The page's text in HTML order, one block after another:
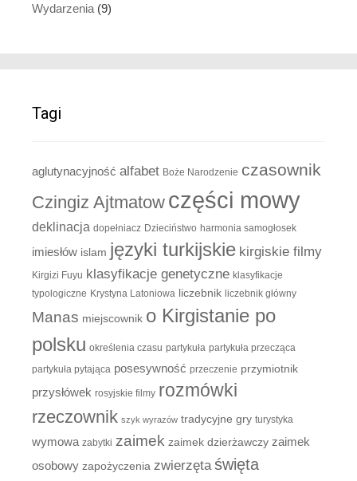
Wydarzenia (9)
Tagi
aglutynacyjność alfabet Boże Narodzenie czasownik
Czingiz Ajtmatow części mowy
deklinacja dopełniacz Dzieciństwo harmonia samogłosek
imiesłów islam języki turkijskie kirgiskie filmy
Kirgizi Fuyu klasyfikacje genetyczne klasyfikacje
typologiczne Krystyna Latoniowa liczebnik liczebnik główny
Manas miejscownik o Kirgistanie po
polsku określenia czasu partykuła partykuła przecząca
partykuła pytająca posesywność przeczenie przymiotnik
przysłówek rosyjskie filmy rozmówki
rzeczownik szyk wyrazów tradycyjne gry turystyka
wymowa zabytki zaimek zaimek dzierżawczy zaimek
osobowy zapożyczenia zwierzęta święta